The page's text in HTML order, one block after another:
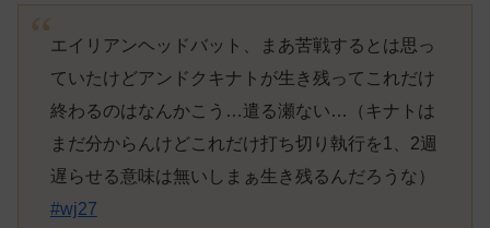
エイリアンヘッドバット、まあ苦戦するとは思っ
ていたけどアンドクキナトが生き残ってこれだけ
終わるのはなんかこう…遣る瀬ない…（キナトは
まだ分からんけどこれだけ打ち切り執行を1、2週
遅らせる意味は無いしまぁ生き残るんだろうな）
#wj27